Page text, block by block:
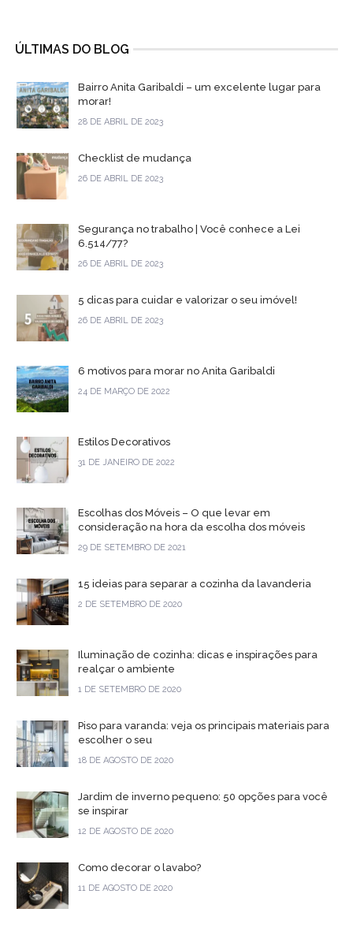
ÚLTIMAS DO BLOG
Bairro Anita Garibaldi – um excelente lugar para
morar!
28 DE ABRIL DE 2023
Checklist de mudança
26 DE ABRIL DE 2023
Segurança no trabalho | Você conhece a Lei
6.514/77?
26 DE ABRIL DE 2023
5 dicas para cuidar e valorizar o seu imóvel!
26 DE ABRIL DE 2023
6 motivos para morar no Anita Garibaldi
24 DE MARÇO DE 2022
Estilos Decorativos
31 DE JANEIRO DE 2022
Escolhas dos Móveis – O que levar em
consideração na hora da escolha dos móveis
29 DE SETEMBRO DE 2021
15 ideias para separar a cozinha da lavanderia
2 DE SETEMBRO DE 2020
Iluminação de cozinha: dicas e inspirações para
realçar o ambiente
1 DE SETEMBRO DE 2020
Piso para varanda: veja os principais materiais para
escolher o seu
18 DE AGOSTO DE 2020
Jardim de inverno pequeno: 50 opções para você
se inspirar
12 DE AGOSTO DE 2020
Como decorar o lavabo?
11 DE AGOSTO DE 2020